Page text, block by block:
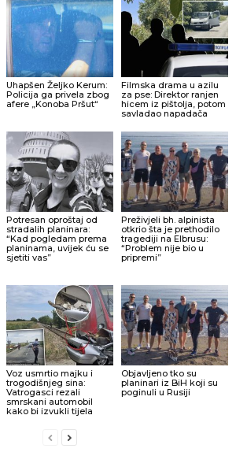
Uhapšen Željko Kerum:
Policija ga privela zbog
afere „Konoba Pršut“
Filmska drama u azilu
za pse: Direktor ranjen
hicem iz pištolja, potom
savladao napadača
Potresan oproštaj od
stradalih planinara:
“Kad pogledam prema
planinama, uvijek ću se
sjetiti vas”
Preživjeli bh. alpinista
otkrio šta je prethodilo
tragediji na Elbrusu:
“Problem nije bio u
pripremi”
Voz usmrtio majku i
trogodišnjeg sina:
Vatrogasci rezali
smrskani automobil
kako bi izvukli tijela
Objavljeno tko su
planinari iz BiH koji su
poginuli u Rusiji